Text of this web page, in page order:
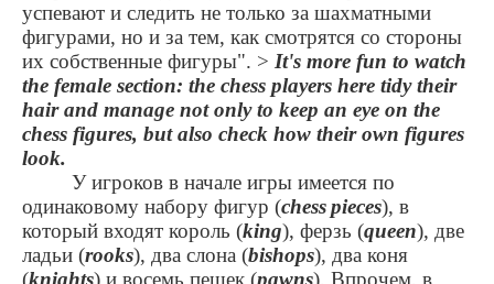
успевают и следить не только за шахматными
фигурами, но и за тем, как смотрятся со стороны
их собственные фигуры". > It's more fun to watch
the female section: the chess players here tidy their
hair and manage not only to keep an eye on the
chess figures, but also check how their own figures
look.
У игроков в начале игры имеется по
одинаковому набору фигур (chesspieces), в
который входят король (king), ферзь (queen), две
ладьи (rooks), два слона (bishops), два коня
(knights) и восемь пешек (pawns). Впрочем, в